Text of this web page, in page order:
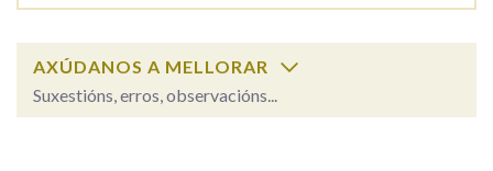
AXÚDANOS A MELLORAR
Suxestións, erros, observacións...